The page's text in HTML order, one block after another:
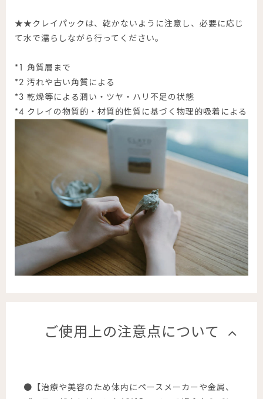
★★クレイパックは、乾かないように注意し、必要に応じ
て水で濡らしながら行ってください。
*1 角質層まで
*2 汚れや古い角質による
*3 乾燥等による潤い・ツヤ・ハリ不足の状態
*4 クレイの物質的・材質的性質に基づく物理的吸着による
ご使用上の注意点について
●【治療や美容のため体内にペースメーカーや金属、